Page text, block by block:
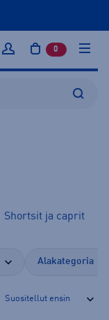
Kirjaudu sisään
0 tuotetta
Shortsit ja caprit
Alakategoria